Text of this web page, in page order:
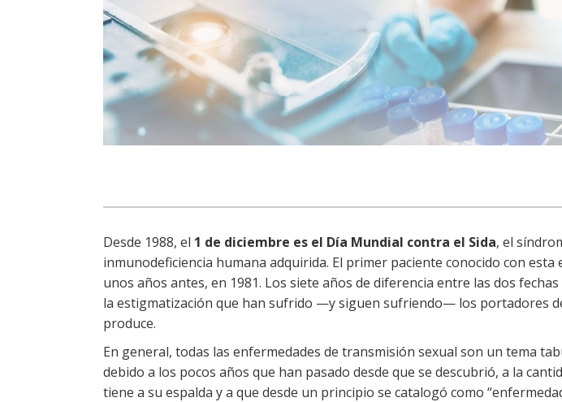
Desde 1988, el 1 de diciembre es el Día Mundial contra el Sida, el
inmunodeficiencia humana adquirida. El primer paciente conocido con esta
unos años antes, en 1981. Los siete años de diferencia entre las dos
la estigmatización que han sufrido —y siguen sufriendo— los portadores
produce.
En general, todas las enfermedades de transmisión sexual son un tema
debido a los pocos años que han pasado desde que se descubrió, a la
tiene a su espalda y a que desde un principio se catalogó como